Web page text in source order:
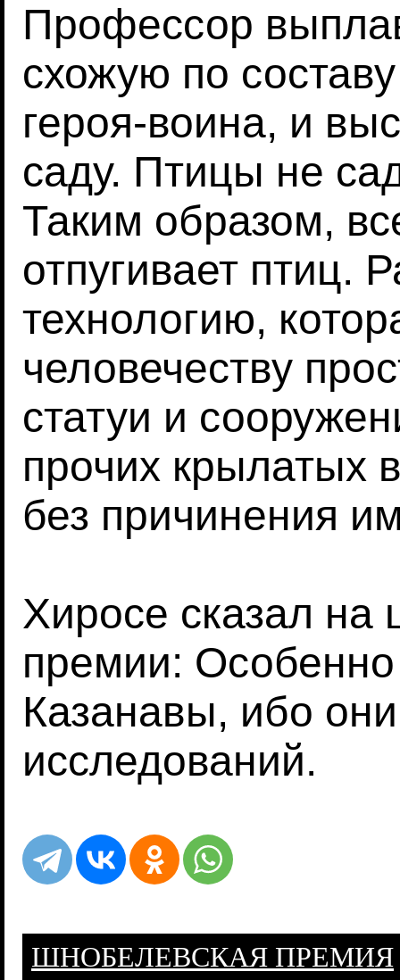
Профессор
схожую по
героя-воина, и
саду. Птицы не
Таким образом,
отпугивает птиц.
технологию,
человечеству
статуи и
прочих крылатых
без причинения
Хиросе сказал на
премии:
Казанавы, ибо
исследований.
ШНОБЕЛЕВСКАЯ ПРЕМИЯ